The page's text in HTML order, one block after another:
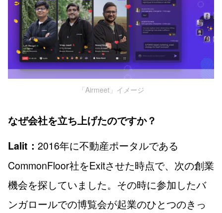
「Airmeet」イメージ
なぜ会社を立ち上げたのですか？
Lalit： 2016年に不動産ポータルである
CommonFloor社をExitさせた時点で、次の創業
機会を探していました。その時に参加したバ
ンガロールでの博覧会が起業のひとつのきっ